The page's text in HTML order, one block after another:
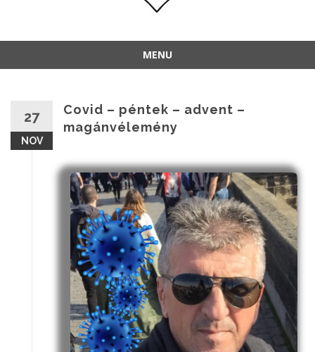
MENU
27
NOV
Covid – péntek – advent –
magánvélemény